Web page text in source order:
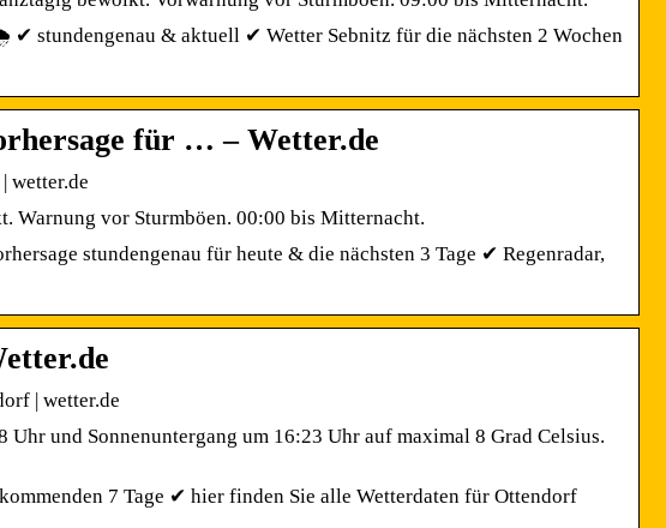
stundengenau & aktuell ✔ Wetter Sebnitz für die nächsten 2 Wochen
für … – Wetter.de
wetter.de
Warnung vor Sturmböen. 00:00 bis Mitternacht.
stundengenau für heute & die nächsten 3 Tage ✔ Regenradar,
| wetter.de
und Sonnenuntergang um 16:23 Uhr auf maximal 8 Grad Celsius.
7 Tage ✔ hier finden Sie alle Wetterdaten für Ottendorf